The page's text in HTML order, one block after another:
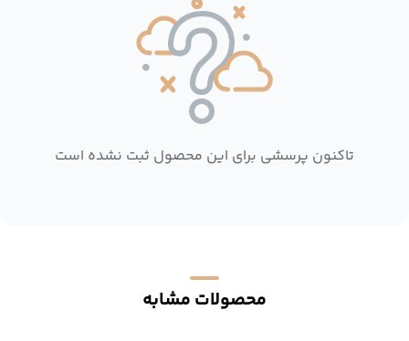
تاکنون پرسشی برای این محصول ثبت نشده است
محصولات مشابه